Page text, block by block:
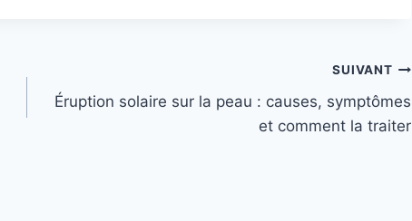
SUIVANT
Éruption solaire sur la peau : causes, symptômes
et comment la traiter